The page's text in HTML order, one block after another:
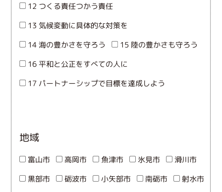
12 つくる責任つかう責任
13 気候変動に具体的な対策を
14 海の豊かさを守ろう 15 陸の豊かさも守ろう
16 平和と公正をすべての人に
17 パートナーシップで目標を達成しよう
地域
富山市 高岡市 魚津市 氷見市
滑川市
黒部市
砺波市 小矢部市 南砺市
射水市